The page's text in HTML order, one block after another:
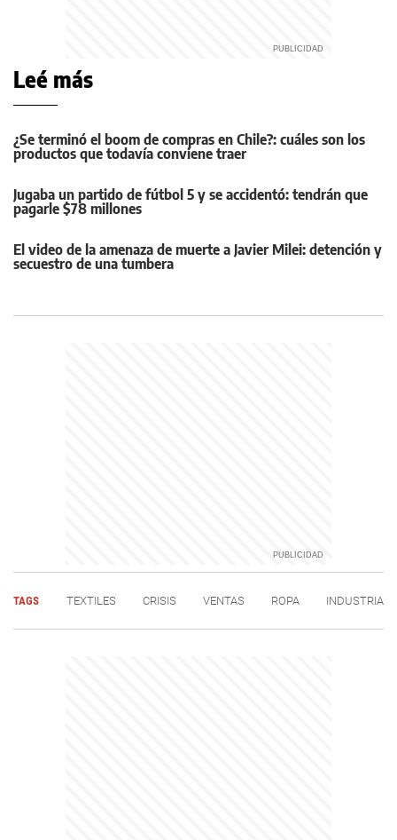
Leé más
¿Se terminó el boom de compras en Chile?: cuáles son los
productos que todavía conviene traer
Jugaba un partido de fútbol 5 y se accidentó: tendrán que
pagarle $78 millones
El video de la amenaza de muerte a Javier Milei: detención y
secuestro de una tumbera
TAGS TEXTILES CRISIS VENTAS ROPA INDUSTRIA